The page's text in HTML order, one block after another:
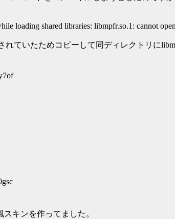
loading shared libraries: libmpfr.so.1: cannot
れていたためコピーして同ディレクトリに
キンを作ってました。